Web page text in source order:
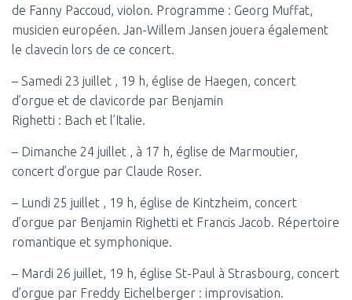
de Fanny Paccoud, violon. Programme : Georg Muffat,
musicien européen. Jan-Willem Jansen jouera également
le clavecin lors de ce concert.
– Samedi 23 juillet , 19 h, église de Haegen, concert
d’orgue et de clavicorde par Benjamin
Righetti : Bach et l’Italie.
– Dimanche 24 juillet , à 17 h, église de Marmoutier,
concert d’orgue par Claude Roser.
– Lundi 25 juillet , 19 h, église de Kintzheim, concert
d’orgue par Benjamin Righetti et Francis Jacob. Répertoire
romantique et symphonique.
– Mardi 26 juillet, 19 h, église St-Paul à Strasbourg, concert
d’orgue par Freddy Eichelberger : improvisation.